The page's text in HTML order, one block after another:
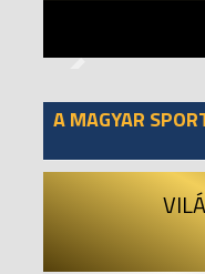
A MAGYAR